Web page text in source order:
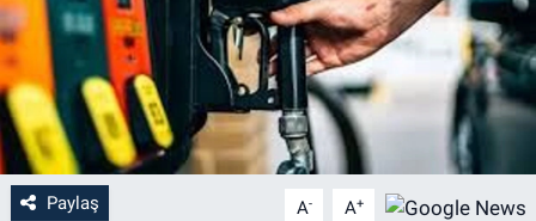
Paylaş A- A+